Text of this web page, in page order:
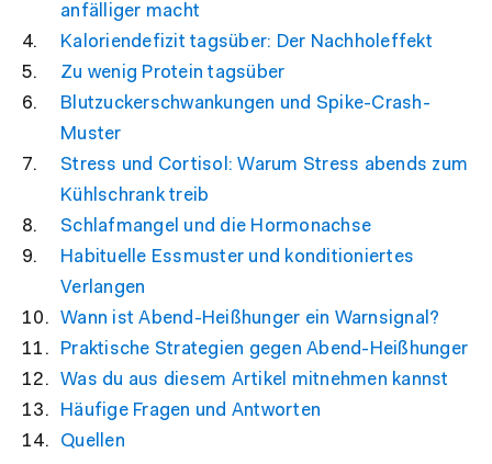
anfälliger macht
Kaloriendefizit tagsüber: Der Nachholeffekt
Zu wenig Protein tagsüber
Blutzuckerschwankungen und Spike-Crash-
Muster
Stress und Cortisol: Warum Stress abends zum
Kühlschrank treib
Schlafmangel und die Hormonachse
Habituelle Essmuster und konditioniertes
Verlangen
Wann ist Abend-Heißhunger ein Warnsignal?
Praktische Strategien gegen Abend-Heißhunger
Was du aus diesem Artikel mitnehmen kannst
Häufige Fragen und Antworten
Quellen